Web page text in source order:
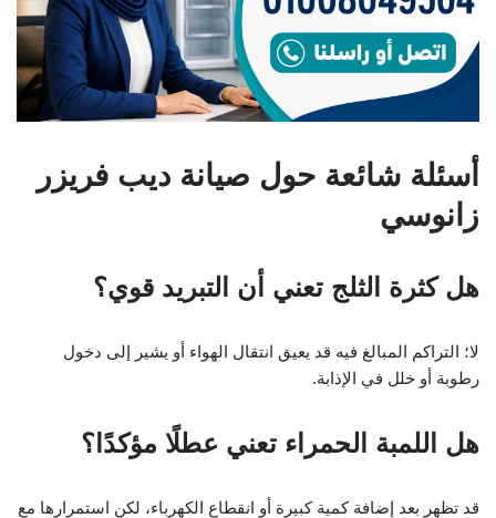
أسئلة شائعة حول صيانة ديب فريزر
زانوسي
هل كثرة الثلج تعني أن التبريد قوي؟
لا؛ التراكم المبالغ فيه قد يعيق انتقال الهواء أو يشير إلى دخول
رطوبة أو خلل في الإذابة.
هل اللمبة الحمراء تعني عطلًا مؤكدًا؟
قد تظهر بعد إضافة كمية كبيرة أو انقطاع الكهرباء، لكن استمرارها مع